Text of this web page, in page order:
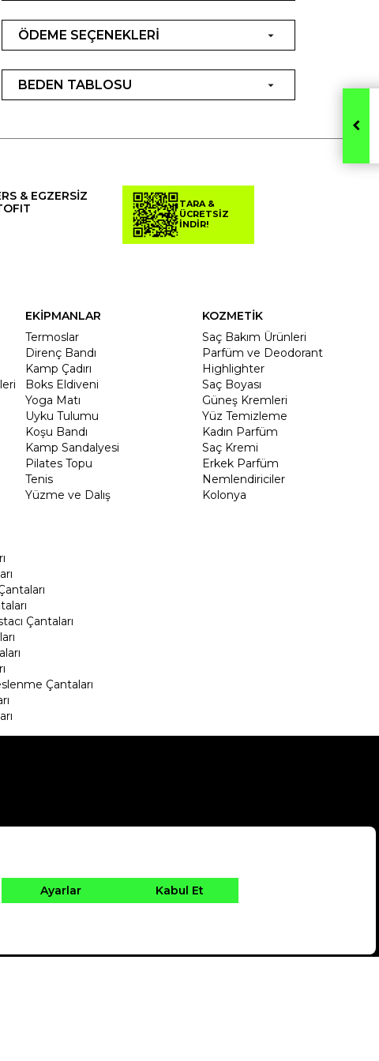
ÖDEME SEÇENEKLERİ
BEDEN TABLOSU
& EGZERSİZ
TARA &
ÜCRETSİZ
İNDİR!
EKİPMANLAR
Termoslar
Direnç Bandı
Kamp Çadırı
Boks Eldiveni
Yoga Matı
Uyku Tulumu
Koşu Bandı
Kamp Sandalyesi
Pilates Topu
Tenis
Yüzme ve Dalış
KOZMETİK
Saç Bakım Ürünleri
Parfüm ve Deodorant
Highlighter
Saç Boyası
Güneş Kremleri
Yüz Temizleme
Kadın Parfüm
Saç Kremi
Erkek Parfüm
Nemlendiriciler
Kolonya
Çantaları
Çantaları